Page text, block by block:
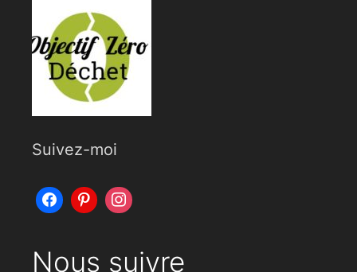
Suivez-moi
Nous suivre